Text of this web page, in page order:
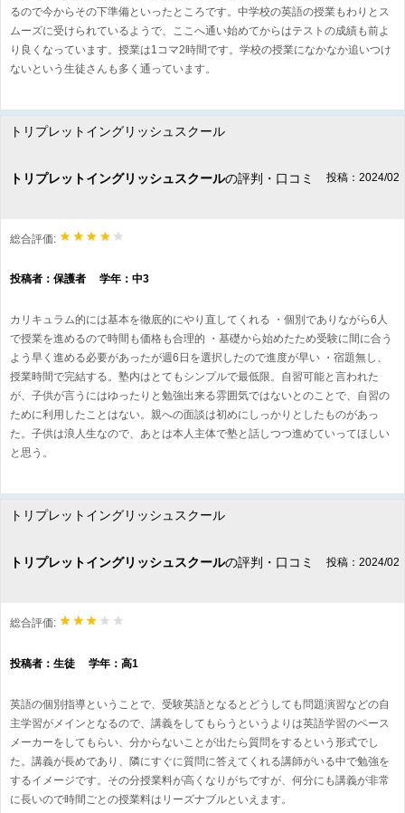
るので今からその下準備といったところです。中学校の英語の授業もわりとス
ムーズに受けられているようで、ここへ通い始めてからはテストの成績も前よ
り良くなっています。授業は1コマ2時間です。学校の授業になかなか追いつけ
ないという生徒さんも多く通っています。
トリプレットイングリッシュスクール
トリプレットイングリッシュスクールの評判・口コミ 投稿：2024/02
総合評価:
投稿者：保護者 学年：中3
カリキュラム的には基本を徹底的にやり直してくれる ・個別でありながら6人
で授業を進めるので時間も価格も合理的 ・基礎から始めたため受験に間に合う
よう早く進める必要があったが週6日を選択したので進度が早い ・宿題無し、
授業時間で完結する。塾内はとてもシンプルで最低限。自習可能と言われた
が、子供が言うにはゆったりと勉強出来る雰囲気ではないとのことで、自習の
ために利用したことはない。親への面談は初めにしっかりとしたものがあっ
た。子供は浪人生なので、あとは本人主体で塾と話しつつ進めていってほしい
と思う。
トリプレットイングリッシュスクール
トリプレットイングリッシュスクールの評判・口コミ 投稿：2024/02
総合評価:
投稿者：生徒 学年：高1
英語の個別指導ということで、受験英語となるとどうしても問題演習などの自
主学習がメインとなるので、講義をしてもらうというよりは英語学習のペース
メーカーをしてもらい、分からないことが出たら質問をするという形式でし
た。講義が長めであり、隣にすぐに質問に答えてくれる講師がいる中で勉強を
するイメージです。その分授業料が高くなりがちですが、何分にも講義が非常
に長いので時間ごとの授業料はリーズナブルといえます。